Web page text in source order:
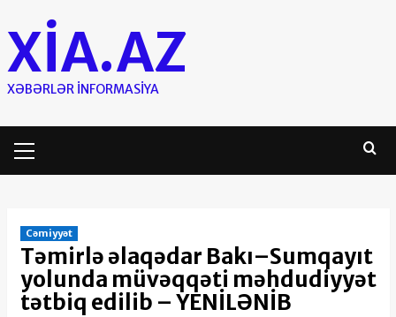
to
content
XIA.AZ
XƏBƏRLƏR INFORMASIYA
Menu
Cəmiyyət
Təmirlə əlaqədar Bakı–Sumqayıt
yolunda müvəqqəti məhdudiyyət
tətbiq edilib – YENİLƏNİB